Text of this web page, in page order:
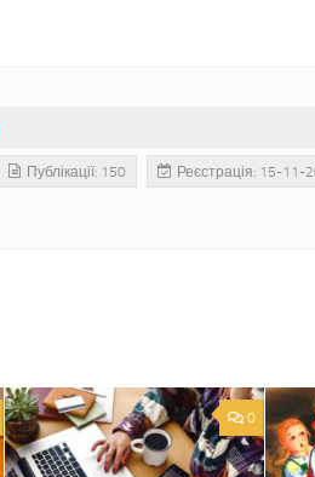
Публікації: 150 Реєстрація: 15-11-
0